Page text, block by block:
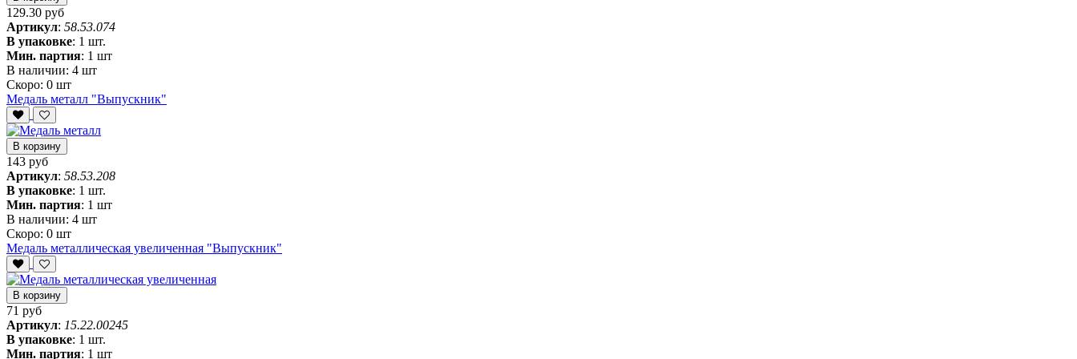
129.30 руб
Артикул: 58.53.074
В упаковке: 1 шт.
Мин. партия: 1 шт
В наличии: 4 шт
Скоро: 0 шт
Медаль металл "Выпускник"
В корзину
143 руб
Артикул: 58.53.208
В упаковке: 1 шт.
Мин. партия: 1 шт
В наличии: 4 шт
Скоро: 0 шт
Медаль металлическая увеличенная "Выпускник"
В корзину
71 руб
Артикул: 15.22.00245
В упаковке: 1 шт.
Мин. партия: 1 шт